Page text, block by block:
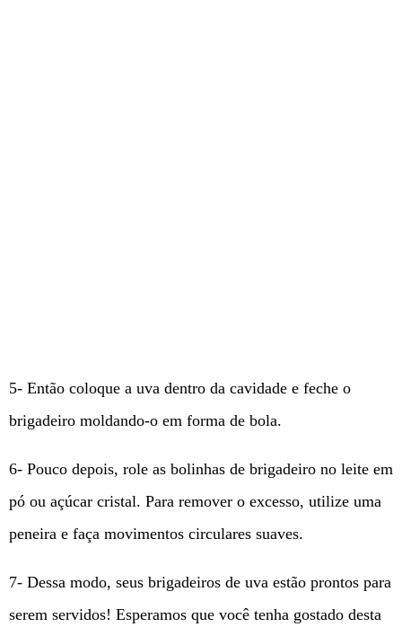
5- Então coloque a uva dentro da cavidade e feche o
brigadeiro moldando-o em forma de bola.
6- Pouco depois, role as bolinhas de brigadeiro no leite em
pó ou açúcar cristal. Para remover o excesso, utilize uma
peneira e faça movimentos circulares suaves.
7- Dessa modo, seus brigadeiros de uva estão prontos para
serem servidos! Esperamos que você tenha gostado desta